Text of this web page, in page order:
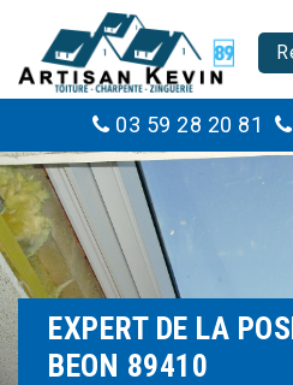
03 59 28 20 81
EXPERT DE LA
BEON 89410